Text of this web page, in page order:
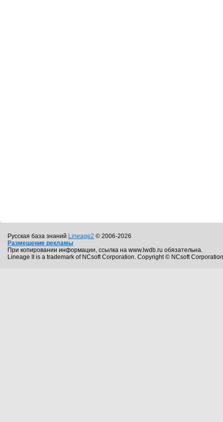
Русская база знаний Lineage2 © 2006-2026
Размещение рекламы
При копировании информации, ссылка на www.lwdb.ru обязательна.
Lineage II is a trademark of NCsoft Corporation. Copyright © NCsoft